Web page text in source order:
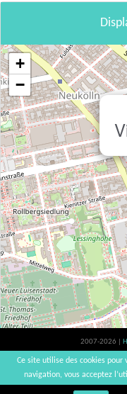
+
−
2007-2026 |
Alcohol abuse is bad for your
Ce site utilise des cookies
navigation, vous acceptez